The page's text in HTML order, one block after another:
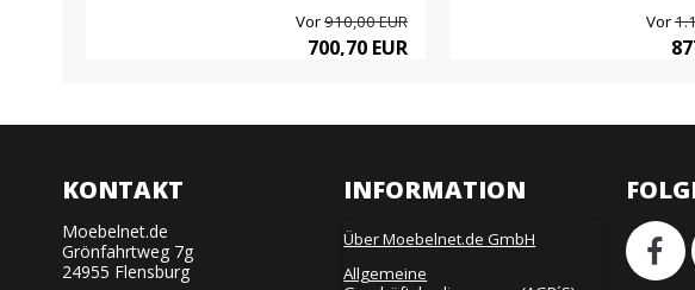
Vor910,00 EUR
700,70 EUR
Vor
KONTAKT
Moebelnet.de
Grönfahrtweg 7g
24955 Flensburg
INFORMATION
Über Moebelnet.de GmbH
Allgemeine